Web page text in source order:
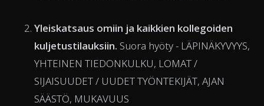
Yleiskatsaus omiin ja kaikkien kollegoiden
kuljetustilauksiin. Suora hyöty - LÄPINÄKYVYYS,
YHTEINEN TIEDONKULKU, LOMAT /
SIJAISUUDET / UUDET TYÖNTEKIJÄT, AJAN
SÄÄSTÖ, MUKAVUUS